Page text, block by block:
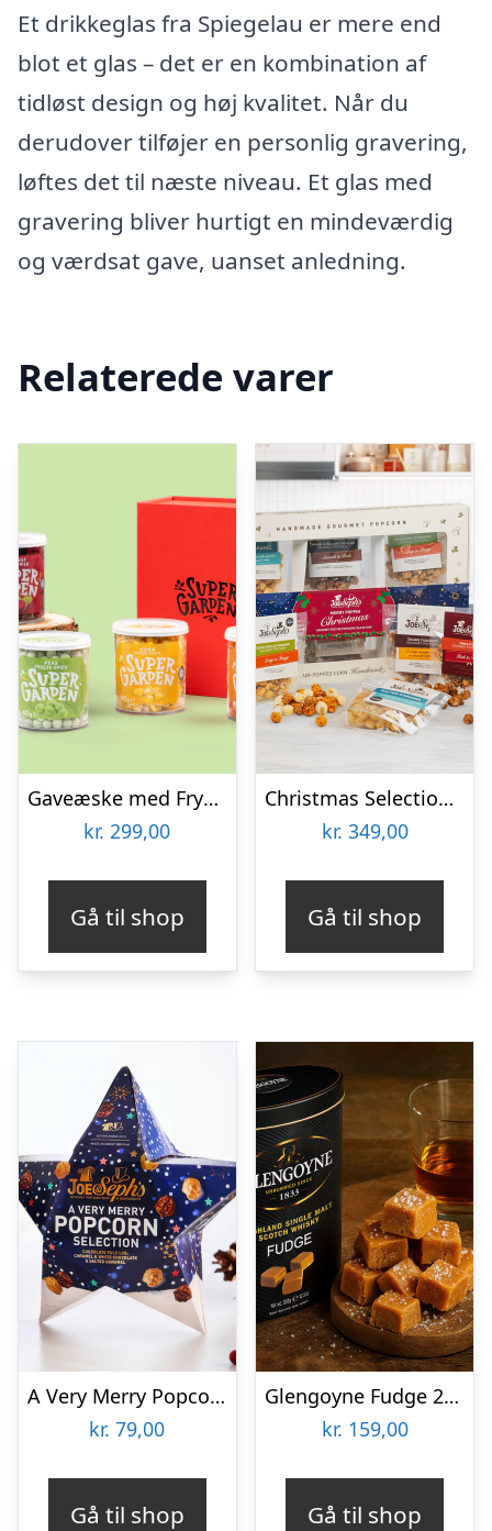
Et drikkeglas fra Spiegelau er mere end
blot et glas – det er en kombination af
tidløst design og høj kvalitet. Når du
derudover tilføjer en personlig gravering,
løftes det til næste niveau. Et glas med
gravering bliver hurtigt en mindeværdig
og værdsat gave, uanset anledning.
Relaterede varer
Gaveæske med Frysetørrede Grøntsager
kr. 299,00
Gå til shop
Christmas Selection Gaveæske med Popcorn – Joe & Seph’s
kr. 349,00
Gå til shop
A Very Merry Popcorn Selection Gaveæske – Joe & Seph’s
kr. 79,00
Gå til shop
Glengoyne Fudge 250 gram
kr. 159,00
Gå til shop